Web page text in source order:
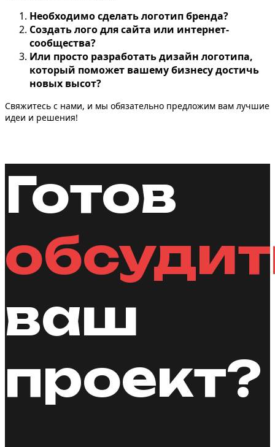
Необходимо сделать логотип бренда?
Создать лого для сайта или интернет-
сообщества?
Или просто разработать дизайн логотипа,
который поможет вашему бизнесу достичь
новых высот?
Свяжитесь с нами, и мы обязательно предложим вам лучшие
идеи и решения!
Готов
ваш
проект?